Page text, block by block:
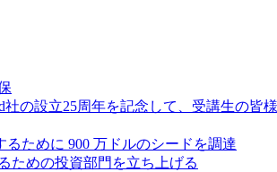
の設立25周年を記念して、受講生の皆
ために 900 万ドルのシードを調達
ための投資部門を立ち上げる